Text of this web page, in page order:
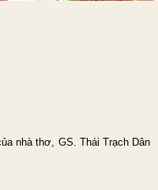
nhà thơ, GS. Thái Trạch Dân